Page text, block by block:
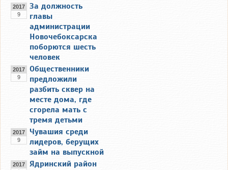
2017
9
За должность
главы
администрации
Новочебоксарска
поборются шесть
человек
2017
9
Общественники
предложили
разбить сквер на
месте дома, где
сгорела мать с
тремя детьми
2017
9
Чувашия среди
лидеров, берущих
займ на выпускной
2017
Ядринский район